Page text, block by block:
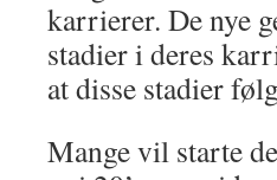
karrierer. De nye
stadier i deres
at disse stadier
Mange vil starte